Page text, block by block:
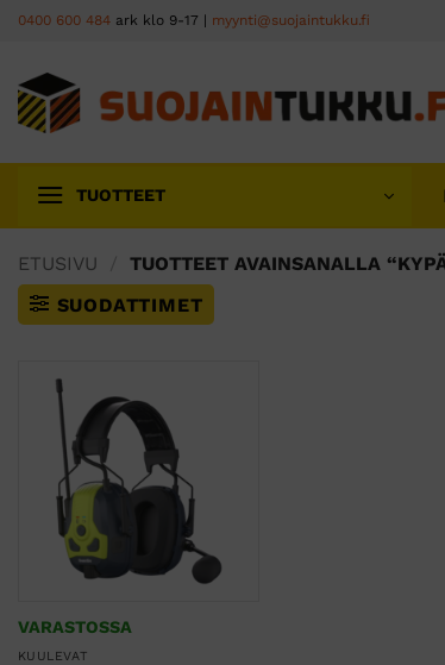
Skip
content
0400 600 484 ark klo 9-17 | myynti@suojaintukku.fi
TUOTTEET
ETUSIVU
TUOTTEET AVAINSANALLA
SUODATTIMET
VARASTOSSA
KUULEVAT